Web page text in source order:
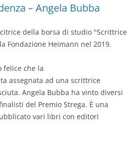
– Angela Bubba
della borsa di studio "Scrittrice
Fondazione Heimann nel 2019.
felice che la
assegnata ad una scrittrice
Angela Bubba ha vinto diversi
del Premio Strega. È una
vari libri con editori